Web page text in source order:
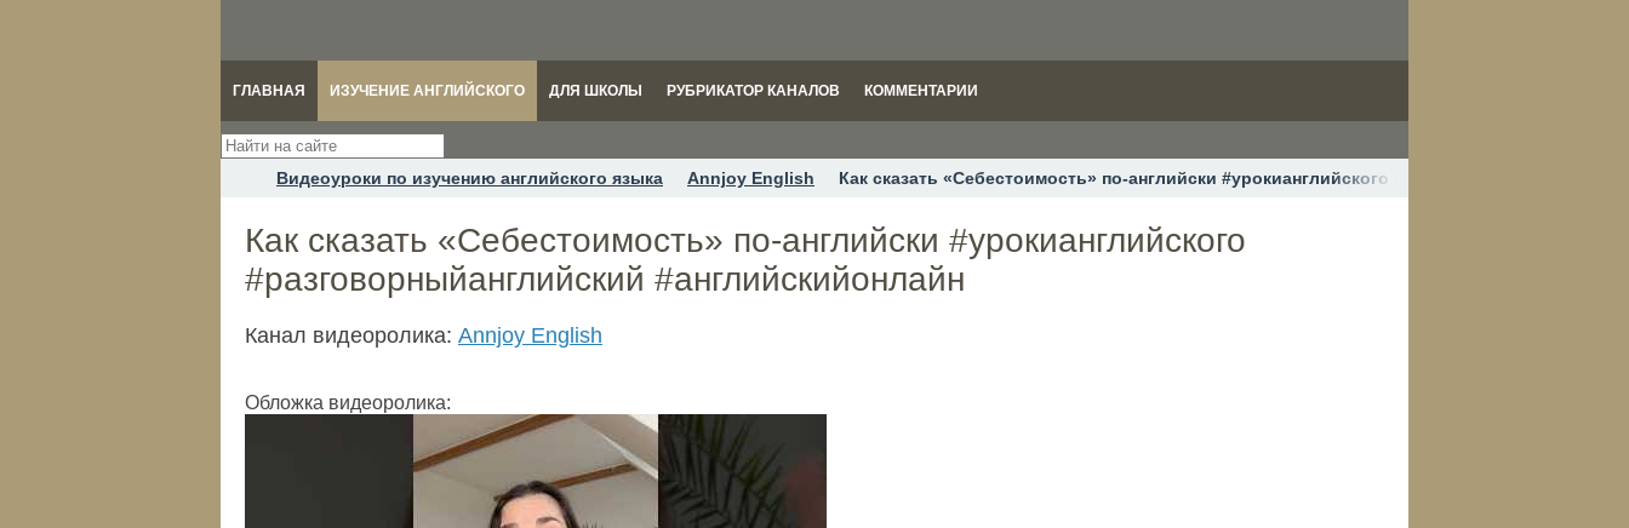
ГЛАВНАЯ ИЗУЧЕНИЕ АНГЛИЙСКОГО ДЛЯ ШКОЛЫ РУБРИКАТОР КАНАЛОВ КОММЕНТАРИИ
Видеоуроки по изучению английского языка Annjoy English Как сказать «Себестоимость» по-английски #урокианглийского #разговорныйанглийский
Как сказать «Себестоимость» по-английски #урокианглийского
#разговорныйанглийский #английскийонлайн
Канал видеоролика: Annjoy English
Обложка видеоролика: